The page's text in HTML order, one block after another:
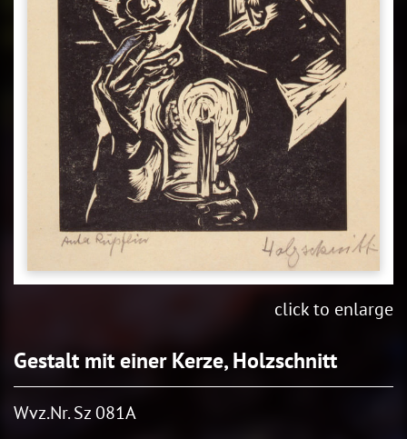
click to enlarge
Gestalt mit einer Kerze, Holzschnitt
Wvz.Nr. Sz 081A